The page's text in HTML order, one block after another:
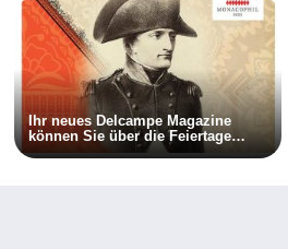
Ihr neues Delcampe Magazine
können Sie über die Feiertage
lesen!